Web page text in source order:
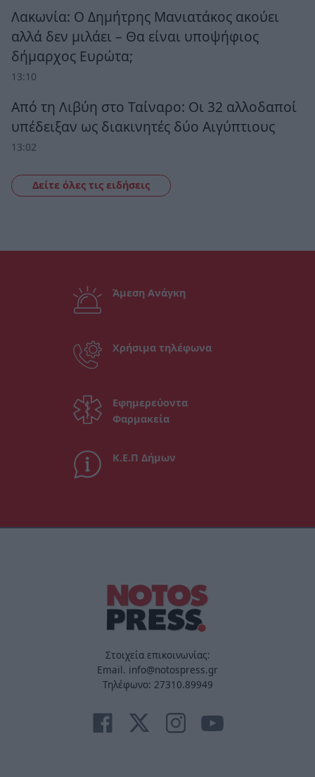
Λακωνία: Ο Δημήτρης Μανιατάκος ακούει
αλλά δεν μιλάει – Θα είναι υποψήφιος
δήμαρχος Ευρώτα;
13:10
Από τη Λιβύη στο Ταίναρο: Οι 32 αλλοδαποί
υπέδειξαν ως διακινητές δύο Αιγύπτιους
13:02
Δείτε όλες τις ειδήσεις
Άμεση Ανάγκη
Χρήσιμα τηλέφωνα
Εφημερεύοντα
Φαρμακεία
Κ.Ε.Π Δήμων
Στοιχεία επικοινωνίας:
Email. info@notospress.gr
Τηλέφωνο: 27310.89949